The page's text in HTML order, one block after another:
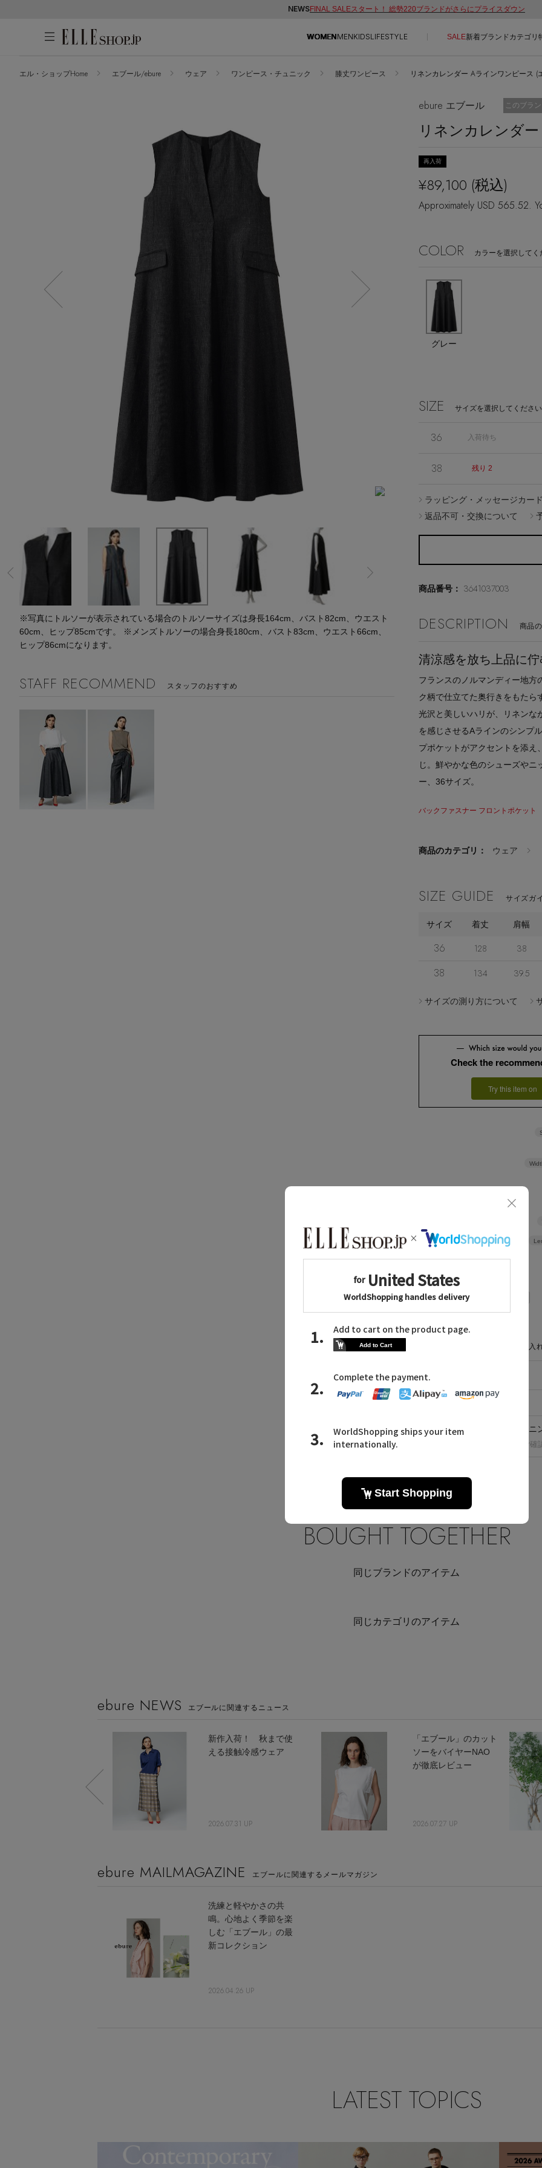
NEWSFINAL SALEスタート！ 総勢220ブランドがさらにプライスダウン
WOMENMENKIDSLIFESTYLE SALE新着ブランドカテゴリ
最旬！トレンドワード
【雨の日】急な雨対策グッズ
【Tシャツ】デイリーに活躍
【サンダル】ビーサンの季節！
【ワンピース】猛暑日はこれ！
【リネン】涼しい夏素材
【CFCL】注目のPOP-UP
【レース】上品な透け感
【限定】ここでしか買えないアイテム
【ペプラム】トレンドシルエット
『ELLE』最新号掲載
【ジュエリー】シルバーでクールに
すべてのウェア
ブラウス・シャツ
カットソー・Tシャツ
ワンピース・チュニック
ジャケット
ルームウェア・パジャマ
すべてのシューズ
スニーカー
フラットシューズ
レインシューズ
バッグ・財布
すべてのバッグ・財布
カゴバッグ
ショルダーバッグ
トートバッグ
ハンドバッグ
財布・小物
ボディバッグ・ウェストポーチ
ボストンバッグ
スーツケース
ファッション小物
すべてのファッション小物
ストール・マフラー・ケープ
帽子・イヤーマフ
ヘアアクセサリー
スマートフォンケース・タブレットケース
アイウェア
グローブ
レッグウェア
チャーム・ストラップ
その他(傘・ハンカチ・時計など)
アクセサリー
すべてのアクセサリー
ピアス・イヤリング
ネックレス
バングル・ブレスレット
アンクレット
チャーム
ランジェリー
すべてのランジェリー
ランジェリー
インナー
すべてのスポーツ
水着・スイムウェア
BRAND NEWS
HOT STYLE
EDITOR'S CLOSET
PERSONAL COLOR
Stay in
新規会員登録
最新トレンドや限定アイテム、セール
情報をいち早くお届けします。
ご利用ガイド
カスタマーサポート
よくあるご質問
エル・ショップHome エブール/ebure ウェア ワンピース・チュニック 膝丈ワンピース リネンカレンダー Aラインワンピース (
ebure エブール お気に入り
このブラ
リネンカレンダ
再入荷
¥89,100 (税込)
Approximately USD 565.52.
COLOR カラーを選択してく
グレー
SIZE サイズを選択してください
36 入荷待ち
38 残り 2
ラッピング・メッセージカー
返品不可・交換について
商品番号： 3641037003
DESCRIPTION 商品
清涼感を放ち上品に
フランスのノルマンディー地方
ク柄で仕立てた奥行きをもた
光沢と美しいハリが、リネンな
を感じさせるAラインのシンプ
プポケットがアクセントを添え
じ。鮮やかな色のシューズや
ー、36サイズ。
バックファスナー フロントポケット
商品のカテゴリ： ウェア
SIZE GUIDE サイズガ
サイズ 着丈 肩幅
36 128 38
38 134 39.5
サイズの測り方について
Check the
Try this item on
お手入
日本
洗濯表示 手洗い可 クリーニ
※洗濯表示の詳細は商品をご確
※写真にトルソーが表示されている場合のトルソーサイズは身長164cm、バスト82cm、ウエスト
60cm、ヒップ85cmです。 ※メンズトルソーの場合身長180cm、バスト83cm、ウエスト66cm、
ヒップ86cmになります。
STAFF RECOMMEND スタッフのおすすめ
BOUGHT TOGETHER
同じブランドのアイテム
同じカテゴリのアイテム
ebure NEWS エブールに関連するニュース
新作入荷！ 秋まで使
える接触冷感ウェア
2026.07.31 UP
「エブール」のカット
ソーをバイヤーNAO
が徹底レビュー
2026.07.27 UP
ebure MAILMAGAZINE エブールに関連するメールマガジン
洗練と軽やかさの共
鳴。心地よく季節を楽
しむ「エブール」の最
新コレクション
2026.04.26 UP
LATEST TOPICS